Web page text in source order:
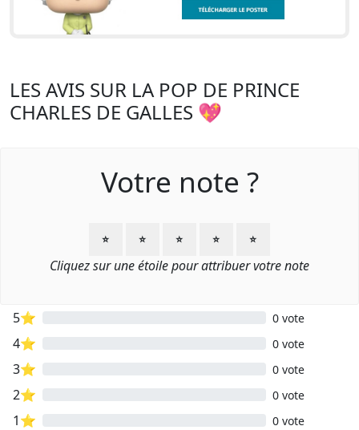
LES AVIS SUR LA POP DE PRINCE
CHARLES DE GALLES 💖
Votre note ?
⭐ ⭐ ⭐ ⭐ ⭐
Cliquez sur une étoile pour attribuer votre note
5⭐ 0 vote
4⭐ 0 vote
3⭐ 0 vote
2⭐ 0 vote
1⭐ 0 vote